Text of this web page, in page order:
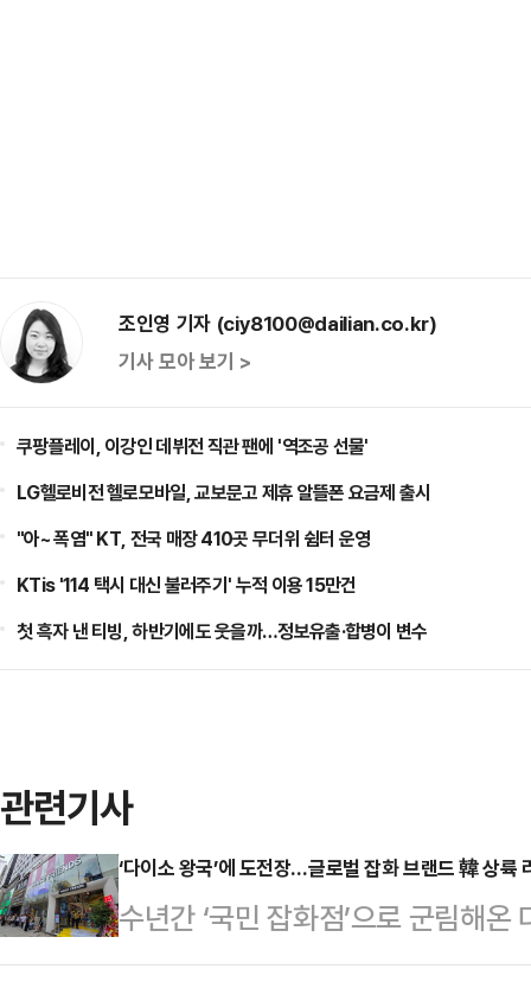
조인영 기자 (ciy8100@dailian.co.kr)
기사 모아 보기 >
쿠팡플레이, 이강인 데뷔전 직관 팬에 '역조공 선물'
LG헬로비전 헬로모바일, 교보문고 제휴 알뜰폰 요금제 출시
"아~ 폭염" KT, 전국 매장 410곳 무더위 쉼터 운영
KTis '114 택시 대신 불러주기' 누적 이용 15만건
첫 흑자 낸 티빙, 하반기에도 웃을까…정보유출·합병이 변수
관련기사
‘다이소 왕국’에 도전장…글로벌 잡화 브랜드 韓 상륙
수년간 ‘국민 잡화점’으로 군림해
면했다. 중국의 미니소·요요소에